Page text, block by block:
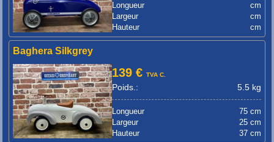
Longueur
cm
Largeur
cm
Hauteur
cm
Baghera Silkgrey
139 €TVA C.
Poids.: 5.5 kg
Longueur
75 cm
Largeur
25 cm
Hauteur
37 cm